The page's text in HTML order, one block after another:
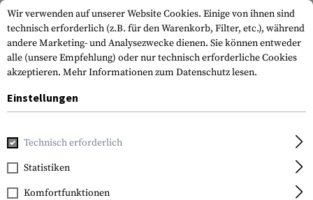
Home Ausrüstung
Petzl
WILLIAM Triact-Lock
Wir verwenden auf unserer Website Cookies. Einige von ihnen sind
technisch erforderlich (z.B. für den Warenkorb, Filter, etc.), während
andere Marketing- und Analysezwecke dienen. Sie können entweder
alle (unsere Empfehlung) oder nur technisch erforderliche Cookies
akzeptieren. Mehr Informationen zum Datenschutz lesen.
Einstellungen
Technisch erforderlich
Statistiken
Komfortfunktionen